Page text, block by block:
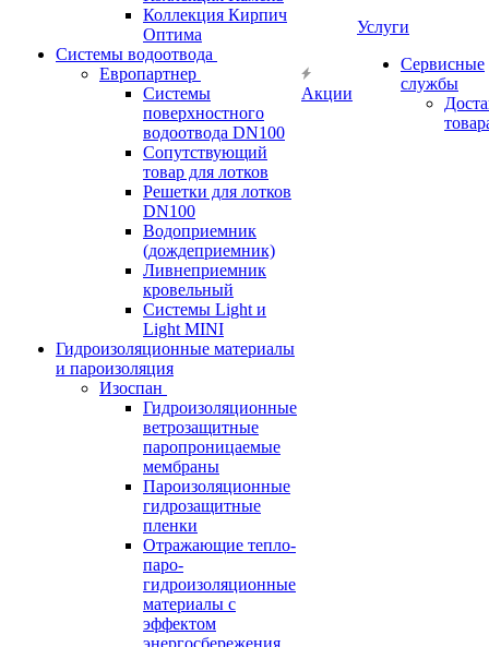
Коллекция Кирпич
Оптима
Системы водоотвода
Европартнер
Системы
поверхностного
водоотвода DN100
Сопутствующий
товар для лотков
Решетки для лотков
DN100
Водоприемник
(дождеприемник)
Ливнеприемник
кровельный
Системы Light и
Light MINI
Гидроизоляционные материалы
и пароизоляция
Изоспан
Гидроизоляционные
ветрозащитные
паропроницаемые
мембраны
Пароизоляционные
гидрозащитные
пленки
Отражающие тепло-
паро-
гидроизоляционные
материалы с
эффектом
энергосбережения
Акции
Услуги
Сервисные
службы